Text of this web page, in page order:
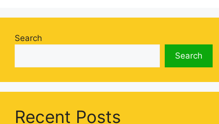
Search
Search
Recent Posts